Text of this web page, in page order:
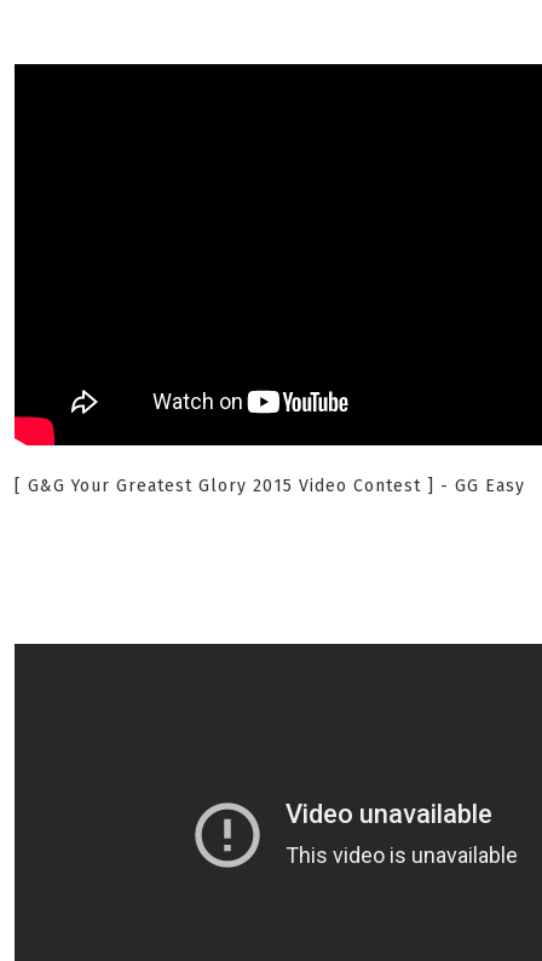
[ G&G Your Greatest Glory 2015 Video Contest ] - GG Easy